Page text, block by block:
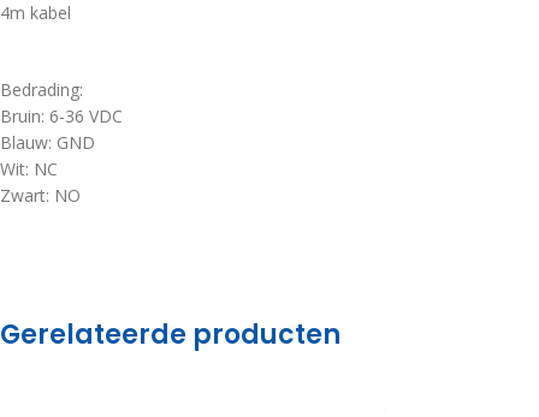
4m kabel
Bedrading:
Bruin: 6-36 VDC
Blauw: GND
Wit: NC
Zwart: NO
Gerelateerde producten